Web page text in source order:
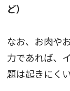
ど）
なお、お肉や
力であれば、
題は起きにくい